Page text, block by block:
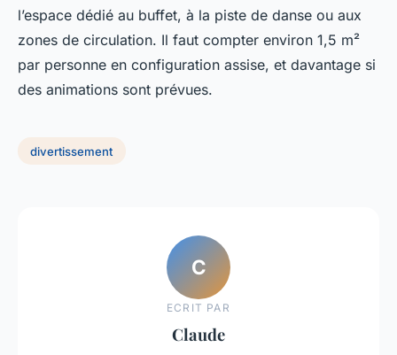
l’espace dédié au buffet, à la piste de danse ou aux
zones de circulation. Il faut compter environ 1,5 m²
par personne en configuration assise, et davantage si
des animations sont prévues.
divertissement
C
ECRIT PAR
Claude